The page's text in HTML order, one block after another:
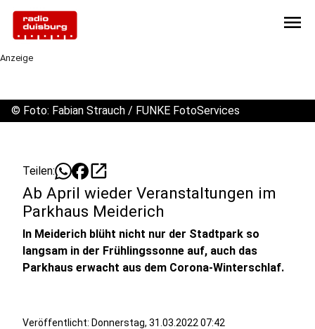
menu
Anzeige
© Foto: Fabian Strauch / FUNKE FotoServices
Teilen: open_in_new
Ab April wieder Veranstaltungen im
Parkhaus Meiderich
In Meiderich blüht nicht nur der Stadtpark so
langsam in der Frühlingssonne auf, auch das
Parkhaus erwacht aus dem Corona-Winterschlaf.
Veröffentlicht: Donnerstag, 31.03.2022 07:42